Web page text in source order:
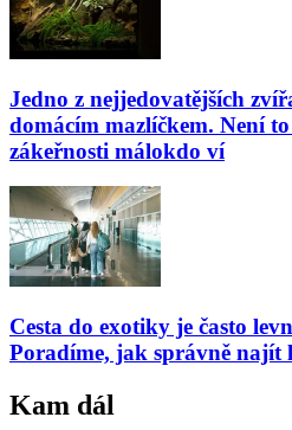
Jedno z nejjedovatějších
domácím mazlíčkem. Není
zákeřnosti málokdo ví
Cesta do exotiky je často
Poradíme, jak správně najít
Kam dál